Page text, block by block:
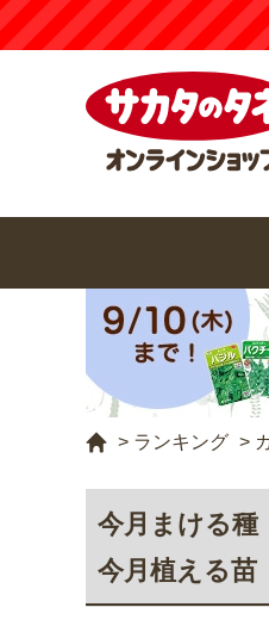
> ランキング >
今月まける種
今月植える苗